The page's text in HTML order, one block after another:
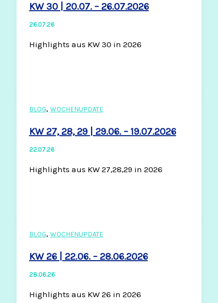
KW 30 | 20.07. – 26.07.2026
26.07.26
Highlights aus KW 30 in 2026
BLOG, WOCHENUPDATE
KW 27, 28, 29 | 29.06. – 19.07.2026
22.07.26
Highlights aus KW 27,28,29 in 2026
BLOG, WOCHENUPDATE
KW 26 | 22.06. – 28.06.2026
28.06.26
Highlights aus KW 26 in 2026